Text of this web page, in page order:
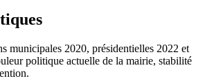
municipales 2020, présidentielles 2022 et
politique actuelle de la mairie, stabilité